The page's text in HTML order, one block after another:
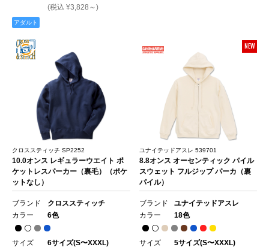
(税込 ¥3,828～)
アダルト
クロススティッチ SP2252
10.0オンス レギュラーウエイト ポ
ケットレスパーカー（裏毛）（ポケ
ットなし）
ブランド
クロススティッチ
カラー
6色
サイズ
6サイズ(S〜XXXL)
NEW
ユナイテッドアスレ 539701
8.8オンス オーセンティック パイル
スウェット フルジップ パーカ（裏
パイル）
ブランド
ユナイテッドアスレ
カラー
18色
サイズ
5サイズ(S〜XXXL)